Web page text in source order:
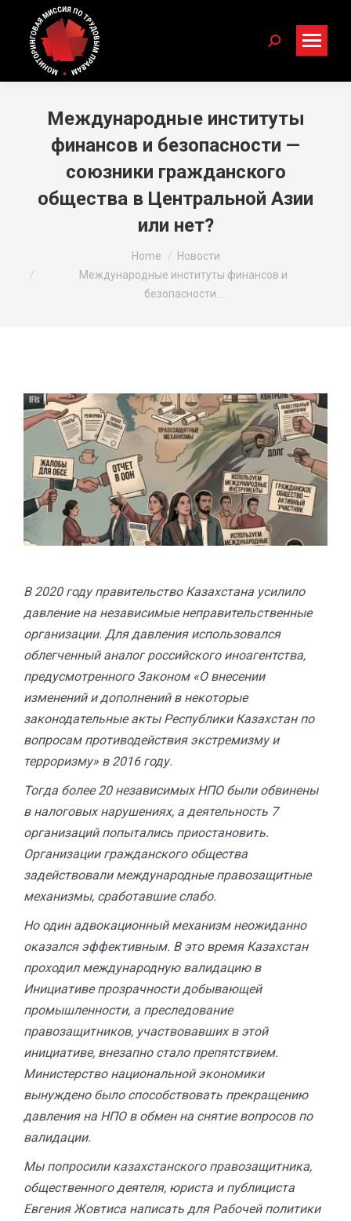
Search:
Международные институты
финансов и безопасности —
союзники гражданского
общества в Центральной Азии
или нет?
Home
Новости
Международные институты финансов и
безопасности…
В 2020 году правительство Казахстана усилило
давление на независимые неправительственные
организации. Для давления использовался
облегченный аналог российского иноагентства,
предусмотренного Законом «О внесении
изменений и дополнений в некоторые
законодательные акты Республики Казахстан по
вопросам противодействия экстремизму и
терроризму» в 2016 году.
Тогда более 20 независимых НПО были обвинены
в налоговых нарушениях, а деятельность 7
организаций попытались приостановить.
Организации гражданского общества
задействовали международные правозащитные
механизмы, сработавшие слабо.
Но один адвокационный механизм неожиданно
оказался эффективным. В это время Казахстан
проходил международную валидацию в
Инициативе прозрачности добывающей
промышленности, а преследование
правозащитников, участвовавших в этой
инициативе, внезапно стало препятствием.
Министерство национальной экономики
вынуждено было способствовать прекращению
давления на НПО в обмен на снятие вопросов по
валидации.
Мы попросили казахстанского правозащитника,
общественного деятеля, юриста и публициста
Евгения Жовтиса написать для Рабочей политики